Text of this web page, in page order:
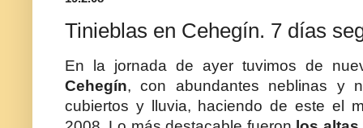
Tinieblas en Cehegín. 7 días
En la jornada de ayer tuvimos de
Cehegín, con abundantes neblinas y
cubiertos y lluvia, haciendo de este el